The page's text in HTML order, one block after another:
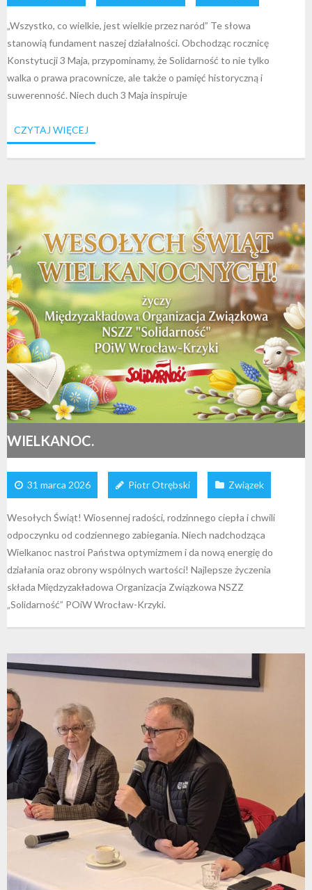
„Wszystko, co wielkie, jest wielkie przez naród” Te słowa
stanowią fundament naszej działalności. Obchodząc rocznicę
Konstytucji 3 Maja, przypominamy, że Solidarność to nie tylko
walka o prawa pracownicze, ale także o pamięć historyczną i
suwerenność. Niech duch 3 Maja inspiruje
CZYTAJ WIĘCEJ
WIELKANOC.
31 marca 2026 Piotr Otrębski Związek
Wesołych Świąt! Wiosennej radości, rodzinnego ciepła i chwili
odpoczynku od codziennego zabiegania. Niech nadchodząca
Wielkanoc nastroi Państwa optymizmem i da nową energię do
działania oraz obrony wspólnych wartości! Najlepsze życzenia
składa Międzyzakładowa Organizacja Związkowa NSZZ
„Solidarność” POiW Wrocław-Krzyki.